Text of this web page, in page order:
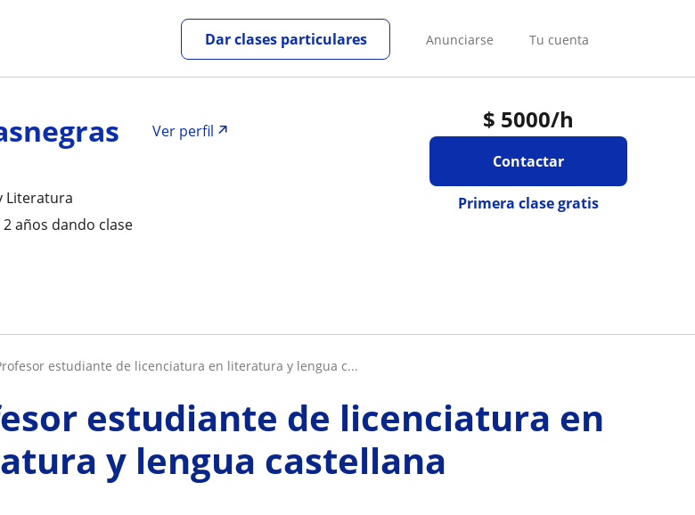
Anunciarse Tu cuenta
Dar clases particulares
$ 5000/h
Contactar
Primera clase gratis
Ver perfil
Literatura
2 años dando clase
profesor estudiante de licenciatura en literatura y lengua c...
estudiante de licenciatura en
y lengua castellana